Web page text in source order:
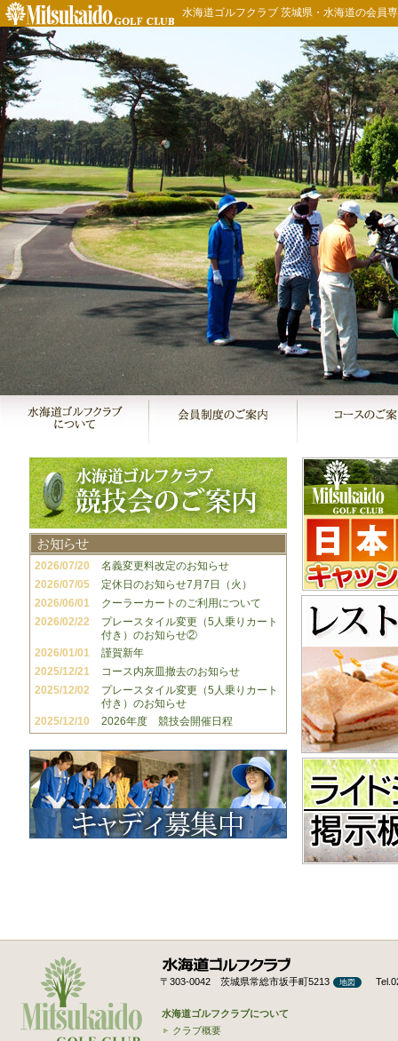
水海道ゴルフクラブ 茨城県・水海道の会員
〒303-0042 茨城県常総市坂手町5213 地図
水海道ゴルフクラブについて
クラブ概要